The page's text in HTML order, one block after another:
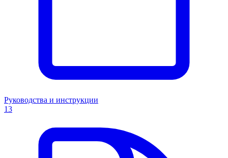
Руководства и инструкции
13